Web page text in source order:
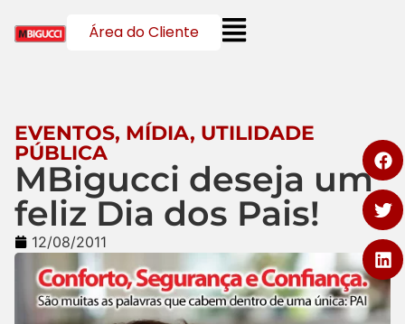
Área do Cliente
EVENTOS, MÍDIA, UTILIDADE
PÚBLICA
MBigucci deseja um
feliz Dia dos Pais!
12/08/2011